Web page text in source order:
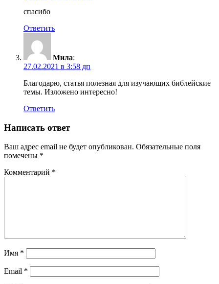
спасибо
Ответить
Мила:
27.02.2021 в 3:58 дп
Благодарю, статья полезная для изучающих библейские
темы. Изложено интересно!
Ответить
Написать ответ
Ваш адрес email не будет опубликован. Обязательные поля
помечены *
Комментарий *
Имя *
Email *